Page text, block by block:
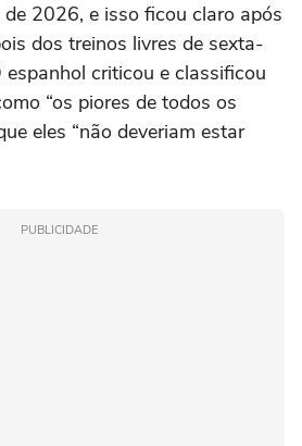
2026, e isso ficou claro após
dos treinos livres de sexta-
criticou e classificou
“os piores de todos os
eles “não deveriam estar
PUBLICIDADE